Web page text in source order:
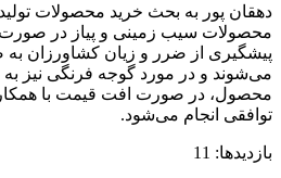
دهقان پور به بحث خرید محصولات
محصولات سیب زمینی و پیاز در
پیشگیری از ضرر و زیان کشاورزان
می‌شوند و در مورد گوجه فرنگی نیز به
محصول، در صورت افت قیمت با
توافقی انجام می‌شود.
بازدیدها: 11